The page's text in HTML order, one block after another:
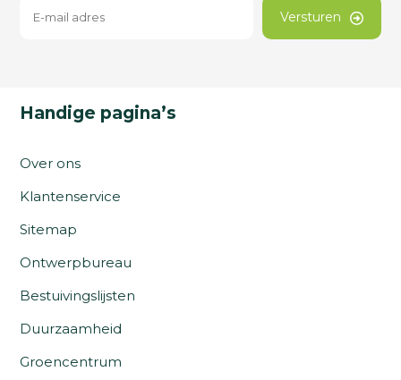
Versturen
Handige pagina’s
Over ons
Klantenservice
Sitemap
Ontwerpbureau
Bestuivingslijsten
Duurzaamheid
Groencentrum